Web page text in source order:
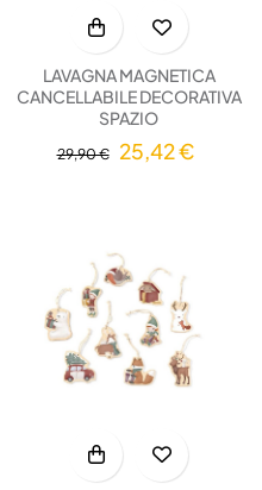
LAVAGNA MAGNETICA
CANCELLABILE DECORATIVA
SPAZIO
29,90 € 25,42 €